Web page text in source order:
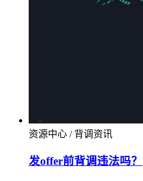
资源中心 / 背调资讯
发offer前背调违法吗？